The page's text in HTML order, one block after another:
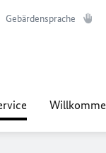
Gebärdensprache